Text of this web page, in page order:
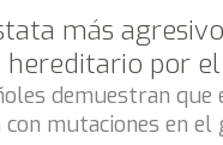
más
por el
demuestran que
mutaciones en el